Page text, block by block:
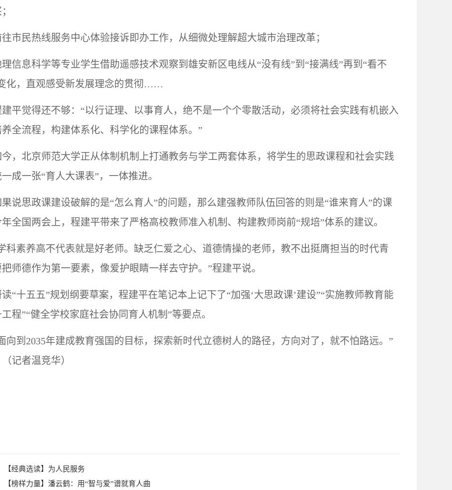
往市民热线服务中心体验接诉即办工作，从细微处理解超大城市治理改革；
理信息科学等专业学生借助遥感技术观察到雄安新区电线从“没有线”到“接满线”再到“看不
化，直观感受新发展理念的贯彻……
平觉得还不够： “以行证理、以事育人，绝不是一个个零散活动，必须将社会实践有机嵌入
养全流程，构建体系化、科学化的课程体系。”
今，北京师范大学正从体制机制上打通教务与学工两套体系，将学生的思政课程和社会实践
成一张“育人大课表”，一体推进。
果说思政课建设破解的是“怎么育人”的问题，那么建强教师队伍回答的则是“谁来育人”的课
全国两会上，程建平带来了严格高校教师准入机制、构建教师岗前“规培”体系的建议。
科素养高不代表就是好老师。缺乏仁爱之心、道德情操的老师，教不出挺膺担当的时代青
师德作为第一要素，像爱护眼睛一样去守护。”程建平说。
“十五五”规划纲要草案，程建平在笔记本上记下了“加强‘大思政课’建设”“实施教师教育能
程”“健全学校家庭社会协同育人机制”等要点。
向到2035年建成教育强国的目标，探索新时代立德树人的路径，方向对了，就不怕路远。 ”
记者温竞华）
【经典选读】为人民服务
【榜样力量】潘云鹤：用“智与爱”谱就育人曲